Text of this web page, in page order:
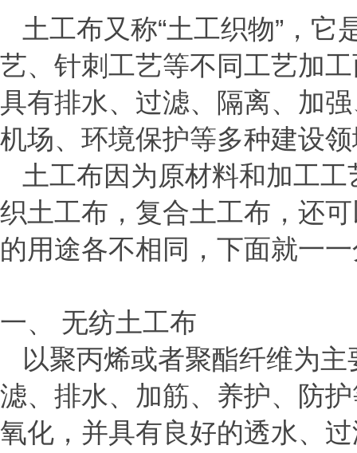
土工布又称“土工织物”，
艺、针刺工艺等不同工艺加
具有排水、过滤、隔离、加
机场、环境保护等多种建设
土工布因为原材料和加工
织土工布，复合土工布，还
的用途各不相同，下面就一
一、
无纺土工布
以聚丙烯或者聚酯纤维为
滤、排水、加筋、养护、防
氧化，并具有良好的透水、